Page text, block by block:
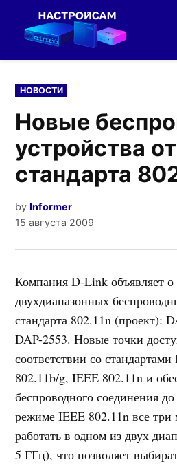
POSTED
IN
НОВОСТИ
Новые
устройства
стандарта
by Informer
15 августа 2009
Компания D-Link объявляет
двухдиапазонных
стандарта 802.11n (проект):
DAP-2553. Новые точки
соответствии со
802.11b/g, IEEE 802.11n и
беспроводного соединения
режиме IEEE 802.11n все
работать в одном из двух
5 ГГц), что позволяет